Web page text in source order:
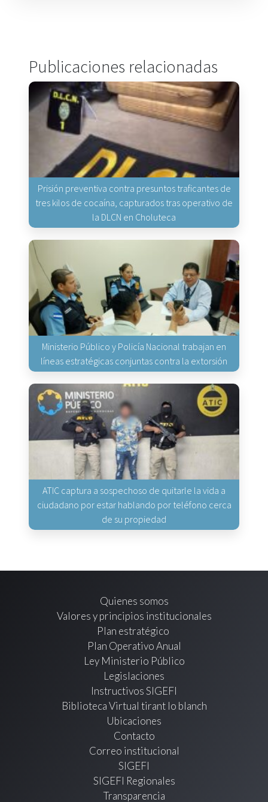
Publicaciones relacionadas
Prisión preventiva contra presuntos traficantes de
tres kilos de cocaína, capturados tras operativo de
la DLCN en Choluteca
Ministerio Público y Policía Nacional trabajan en
líneas estratégicas conjuntas contra la extorsión
ATIC captura a sospechoso de quitarle la vida a
ciudadano por estar hablando por teléfono cerca
de su propiedad
Quienes somos
Valores y principios institucionales
Plan estratégico
Plan Operativo Anual
Ley Ministerio Público
Legislaciones
Instructivos SIGEFI
Biblioteca Virtual tirant lo blanch
Ubicaciones
Contacto
Correo institucional
SIGEFI
SIGEFI Regionales
Transparencia